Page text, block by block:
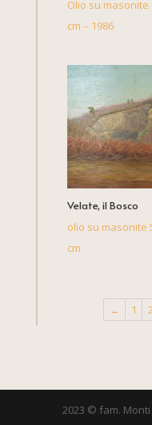
Olio su masonite
cm – 1986
Velate, il Bosco
olio su masonite
cm
← 1
2023 © fam. Monti